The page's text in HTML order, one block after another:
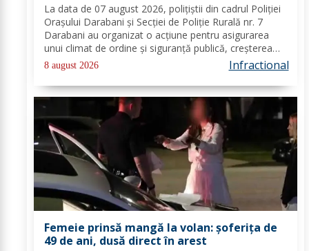
La data de 07 august 2026, polițiștii din cadrul Poliției
Orașului Darabani și Secției de Poliție Rurală nr. 7
Darabani au organizat o acțiune pentru asigurarea
unui climat de ordine și siguranță publică, creșterea
gradului de siguranță rutieră și combaterea faptelor
antisociale, în localitatea...
8 august 2026 Infractional
Femeie prinsă mangă la volan: șoferița de
49 de ani, dusă direct în arest